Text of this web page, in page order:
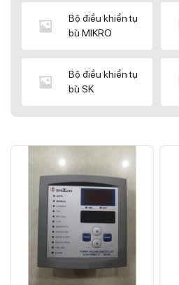
Bộ điều khiển tụ
bù MIKRO
Bộ điều khiển tụ
bù SK